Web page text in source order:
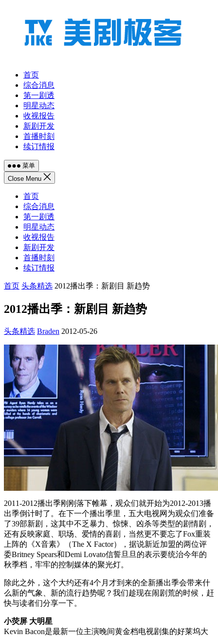
首页
综合消息
第一剧透
明星动态
收视报告
新剧开发
首播时刻
续订情报
菜单
Close Menu
首页
综合消息
第一剧透
明星动态
收视报告
新剧开发
首播时刻
续订情报
首页 头条精选 2012播出季：新剧目 新趋势
2012播出季：新剧目 新趋势
头条精选 Braden 2012-05-26
2011-2012播出季刚刚落下帷幕，观众们就开始为2012-2013播
出季倒计时了。在下一个播出季里，五大电视网为观众们准备
了39部新剧，这其中不乏暴力、惊悚、凶杀等类型的剧情剧，
还有反映家庭、职场、爱情的喜剧，当然更不要忘了Fox重装
上阵的《X音素》（The X Factor），据说新近加盟的两位评
委Britney Spears和Demi Lovato信誓旦旦的表示要统治今年的
秋季档，牢牢的控制媒体的聚光灯。
除此之外，这个大约还有4个月才到来的全新播出季会带来什
么新的气象、新的流行趋势呢？我们趁现在闹剧荒的时候，赶
快与读者们分享一下。
小荧屏 大明星
Kevin Bacon是最新一位主演晚间黄金档电视剧集的好莱坞大